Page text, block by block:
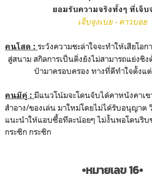
ยอมรับความจริงทั้งๆ ที่เจ็บ
เจ็บจุงเบย - คาวบอย
คนโสด : ระวังความชะล่าใจจะทำให้เสียโอ
สู่สนาม สกิลการเป็นติ่งยังไม่สามารถแย่งชิ
ป้ามาครอบครอง ทางที่ดีทำใจตั้งแ
คนมีคู่ : มีแนวโน้มจะโดนจับได้คาหนังคาเ
สำอาง/ของเล่น มาใหม่โดยไม่ได้รับอนุญาต
แนะนำให้แอบซื้อทีละน้อยๆ ไม่งั้นพอโดนริบ
กระซิก กระซิก
•หมายเลข 16•